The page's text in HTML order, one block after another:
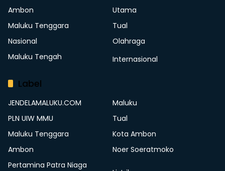
Ambon
Utama
Maluku Tenggara
Tual
Nasional
Olahraga
Maluku Tengah
Internasional
Label
JENDELAMALUKU.COM
Maluku
PLN UIW MMU
Tual
Maluku Tenggara
Kota Ambon
Ambon
Noer Soeratmoko
Pertamina Patra Niaga